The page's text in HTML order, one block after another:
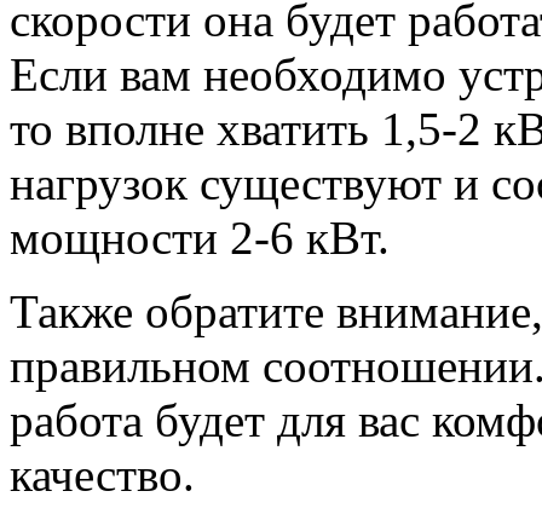
скорости она будет
Если вам необходимо
то вполне хватить 1,5-2
нагрузок существуют и
мощности 2-6 кВт.
Также обратите
правильном
работа будет для вас
качество.